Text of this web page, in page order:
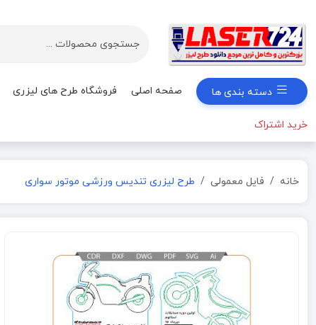
دسته بندی ها صفحه اصلی فروشگاه طرح های لیزری
خرید اشتراک
خانه فایل معمولی طرح لیزری تندیس ورزشی موتور سواری